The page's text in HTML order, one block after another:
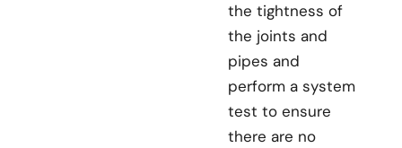
the tightness of
the joints and
pipes and
perform a system
test to ensure
there are no